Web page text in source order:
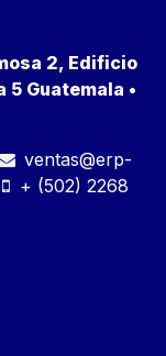
2, Edificio
Guatemala •
ventas@erp-
+ (502) 2268